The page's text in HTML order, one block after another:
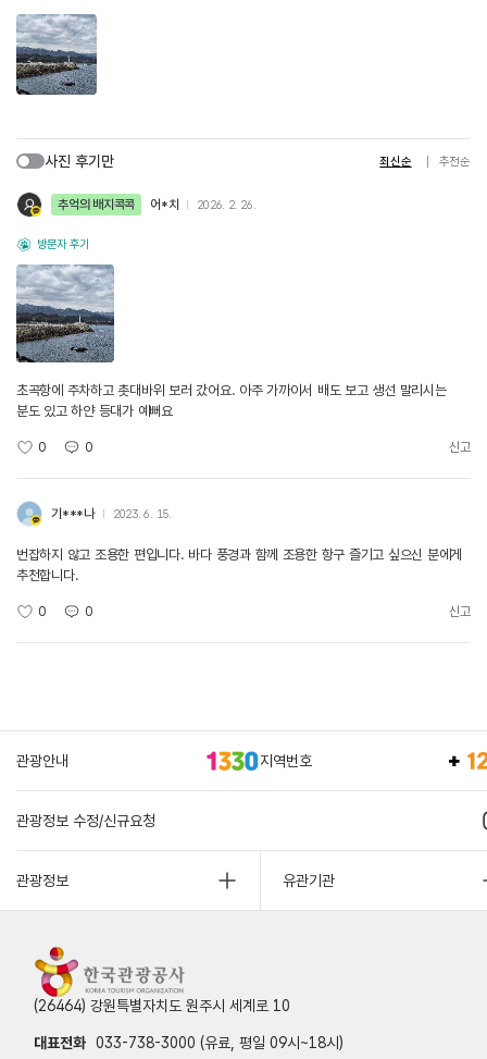
사진 후기만 최신순 추천순
추억의 배지콕콕 어*치 2026. 2. 26.
방문자 후기
초곡항에 주차하고 촛대바위 보러 갔어요. 아주 가까이서 배도 보고 생선 말리시는
분도 있고 하얀 등대가 예뻐요
0 0 신고
기***나 2023. 6. 15.
번잡하지 않고 조용한 편입니다. 바다 풍경과 함께 조용한 항구 즐기고 싶으신 분에게
추천합니다.
0 0 신고
관광안내 지역번호
관광정보 수정/신규요청
관광정보 유관기관
(26464) 강원특별자치도 원주시 세계로 10
대표전화 033-738-3000 (유료, 평일 09시~18시)